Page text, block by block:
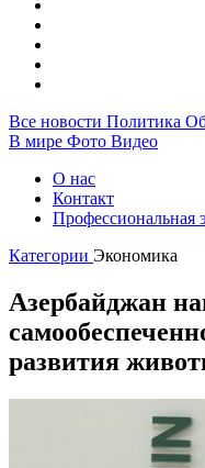
Все новости Политика
В мире Фото Видео
О нас
Контакт
Профессиональная
Категории Экономика
Азербайджан
развития